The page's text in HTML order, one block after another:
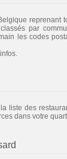
reprenant
par
les codes
liste des
dans votre